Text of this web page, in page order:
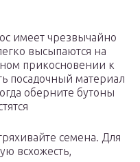
имеет чрезвычайно
высыпаются на
прикосновении к
посадочный материал
оберните бутоны
семена. Для
всхожесть,